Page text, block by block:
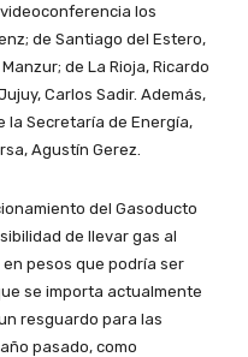
los
de Santiago del Estero,
de La Rioja, Ricardo
Carlos Sadir. Además,
la Secretaría de Energía,
Agustín Gerez.
del Gasoducto
de llevar gas al
pesos que podría ser
se importa actualmente
resguardo para las
pasado, como